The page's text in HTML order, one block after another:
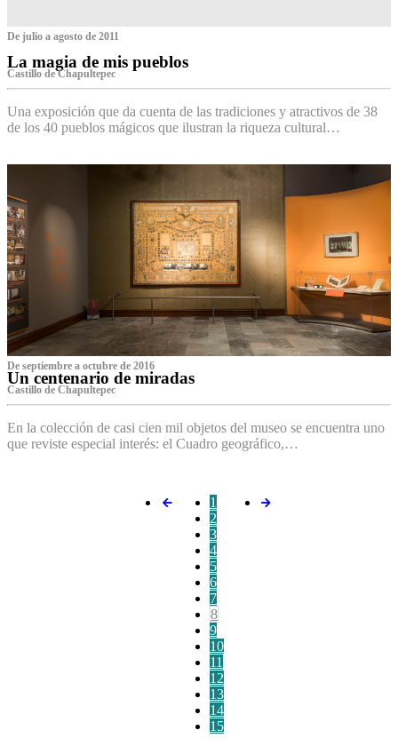
De julio a agosto de 2011
La magia de mis pueblos
Castillo de Chapultepec
Una exposición que da cuenta de las tradiciones y atractivos de 38
de los 40 pueblos mágicos que ilustran la riqueza cultural…
De septiembre a octubre de 2016
Un centenario de miradas
Castillo de Chapultepec
En la colección de casi cien mil objetos del museo se encuentra uno
que reviste especial interés: el Cuadro geográfico,…
1
2
3
4
5
6
7
8
9
10
11
12
13
14
15